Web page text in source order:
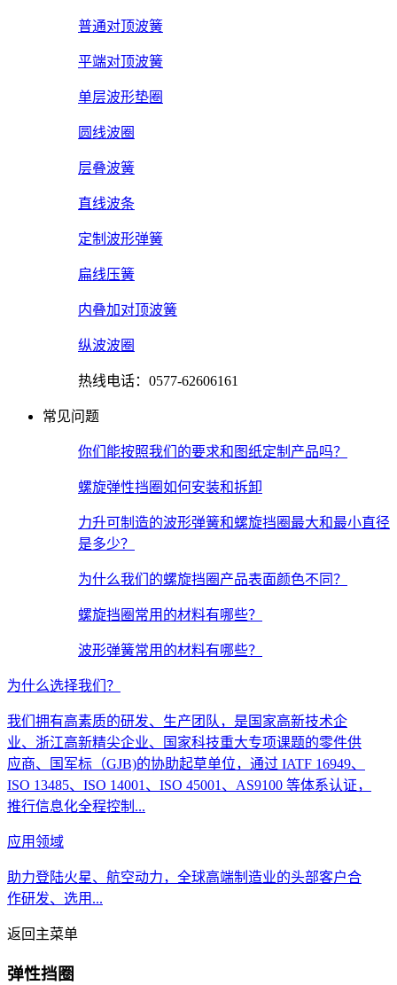
普通对顶波簧
平端对顶波簧
单层波形垫圈
圆线波圈
层叠波簧
直线波条
定制波形弹簧
扁线压簧
内叠加对顶波簧
纵波波圈
热线电话：0577-62606161
常见问题
你们能按照我们的要求和图纸定制产品吗？
螺旋弹性挡圈如何安装和拆卸
力升可制造的波形弹簧和螺旋挡圈最大和最小直径
是多少？
为什么我们的螺旋挡圈产品表面颜色不同？
螺旋挡圈常用的材料有哪些？
波形弹簧常用的材料有哪些？
为什么选择我们？
我们拥有高素质的研发、生产团队，是国家高新技术企
业、浙江高新精尖企业、国家科技重大专项课题的零件供
应商、国军标（GJB)的协助起草单位，通过 IATF 16949、
ISO 13485、ISO 14001、ISO 45001、AS9100 等体系认证，
推行信息化全程控制...
应用领域
助力登陆火星、航空动力，全球高端制造业的头部客户合
作研发、选用...
返回主菜单
弹性挡圈